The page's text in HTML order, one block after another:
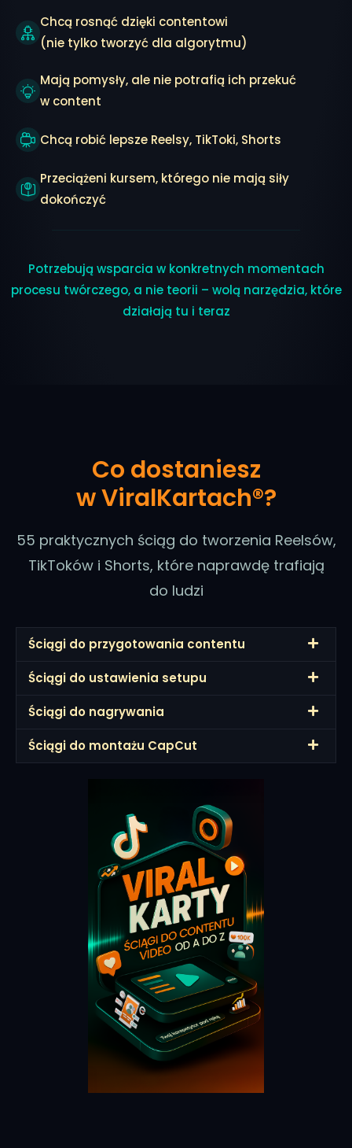
Chcą rosnąć dzięki contentowi
(nie tylko tworzyć dla algorytmu)
Mają pomysły, ale nie potrafią ich przekuć
w content
Chcą robić lepsze Reelsy, TikToki, Shorts
Przeciążeni kursem, którego nie mają siły
dokończyć
Potrzebują wsparcia w konkretnych momentach
procesu twórczego, a nie teorii – wolą narzędzia, które
działają tu i teraz
Co dostaniesz
w ViralKartach®?
55 praktycznych ściąg do tworzenia Reelsów,
TikToków i Shorts, które naprawdę trafiają
do ludzi
Ściągi do przygotowania contentu
Ściągi do ustawienia setupu
Ściągi do nagrywania
Ściągi do montażu CapCut